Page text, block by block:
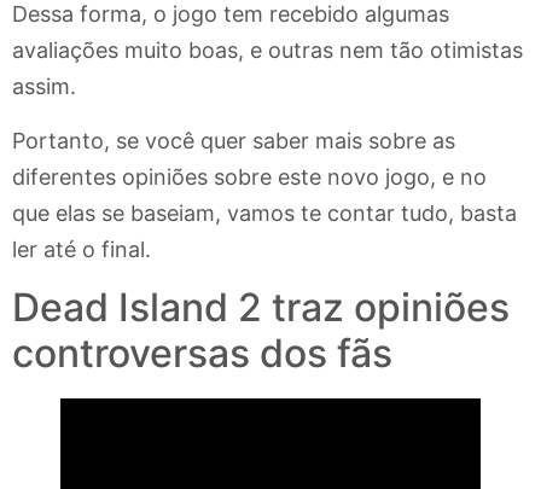
Dessa forma, o jogo tem recebido algumas
avaliações muito boas, e outras nem tão otimistas
assim.
Portanto, se você quer saber mais sobre as
diferentes opiniões sobre este novo jogo, e no
que elas se baseiam, vamos te contar tudo, basta
ler até o final.
Dead Island 2 traz opiniões
controversas dos fãs